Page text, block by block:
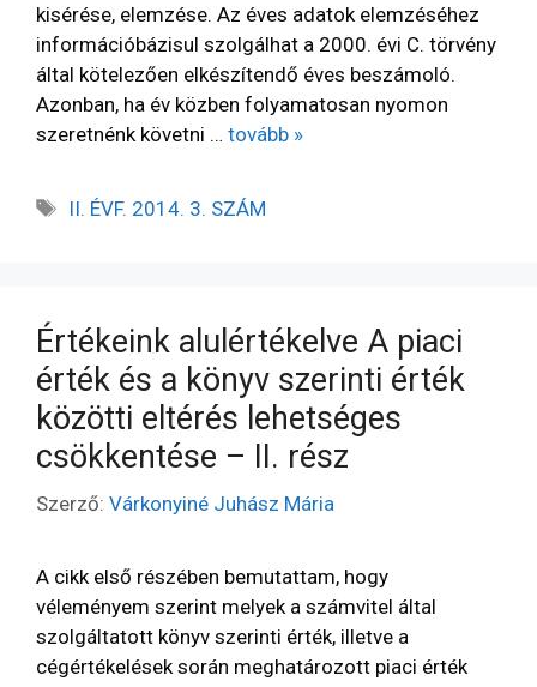
kisérése, elemzése. Az éves adatok elemzéséhez
információbázisul szolgálhat a 2000. évi C. törvény
által kötelezően elkészítendő éves beszámoló.
Azonban, ha év közben folyamatosan nyomon
szeretnénk követni … tovább »
II. ÉVF. 2014. 3. SZÁM
Értékeink alulértékelve A piaci
érték és a könyv szerinti érték
közötti eltérés lehetséges
csökkentése – II. rész
Szerző: Várkonyiné Juhász Mária
A cikk első részében bemutattam, hogy
véleményem szerint melyek a számvitel által
szolgáltatott könyv szerinti érték, illetve a
cégértékelések során meghatározott piaci érték